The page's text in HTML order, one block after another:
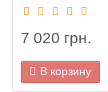
7 020 грн.
В корзину